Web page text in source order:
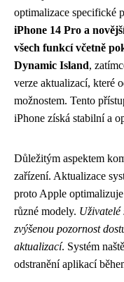
optimalizace specifické
iPhone 14 Pro a
všech funkcí včetně
Dynamic Island,
verze aktualizací, které
možnostem. Tento
iPhone získá stabilní a
Důležitým aspektem
zařízení. Aktualizace
proto Apple
různé modely.
zvýšenou pozornost
aktualizací. Systém
odstranění aplikací